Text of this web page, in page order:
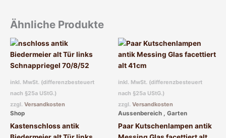
Ähnliche Produkte
inkl. MwSt. (differenzbesteuert
nach §25a UStG.)
zzgl. Versandkosten
Shop
Kastenschloss antik
inkl. MwSt. (differenzbesteuert
nach §25a UStG.)
zzgl. Versandkosten
Aussenbereich , Garten
Paar Kutschenlampen antik